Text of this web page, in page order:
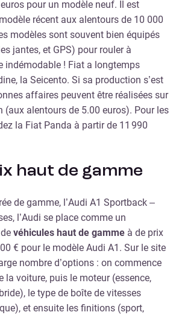
pour un modèle neuf. Il est
récent aux alentours de 10 000
modèles sont souvent bien équipés
jantes, et GPS) pour rouler à
indémodable ! Fiat a longtemps
la Seicento. Si sa production s’est
affaires peuvent être réalisées sur
(aux alentours de 5.00 euros). Pour les
la Fiat Panda à partir de 11 990
haut de gamme
de gamme, l’Audi A1 Sportback –
l’Audi se place comme un
véhicules haut de gamme à de prix
€ pour le modèle Audi A1. Sur le site
nombre d’options : on commence
la voiture, puis le moteur (essence,
le type de boîte de vitesses
et ensuite les finitions (sport,